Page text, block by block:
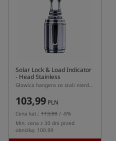
Solar Lock & Load Indicator
- Head Stainless
Głowica hangera ze stali nierdzewnej
103,99 PLN
Cena kat.: 113,00 / -8%
Min. cena z 30 dni przed
obniżką: 100.99